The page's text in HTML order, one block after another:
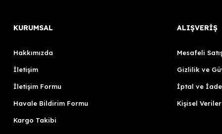
KURUMSAL
Hakkımızda
İletişim
İletişim Formu
Havale Bildirim Formu
Kargo Takibi
ALIŞVERİŞ
Mesafeli
Gizlilik ve
İptal ve İade
Kişisel